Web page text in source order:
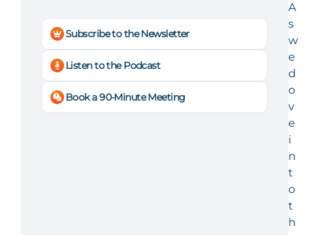
Subscribe to the Newsletter
Listen to the Podcast
Book a 90-Minute Meeting
A
s
w
e
d
o
v
e
i
n
t
o
t
h